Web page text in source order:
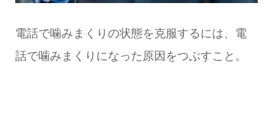
電話で噛みまくりの状態を克服するには、電
話で噛みまくりになった原因をつぶすこと。